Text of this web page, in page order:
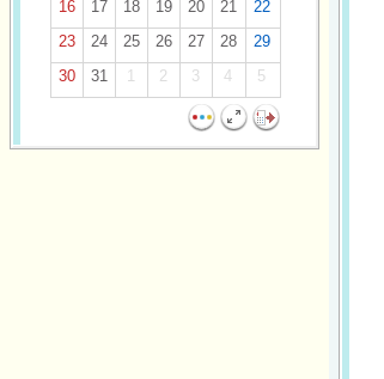
16
17 18 19 20 21
22
23
24 25 26 27 28
29
30
31 1 2 3 4 5